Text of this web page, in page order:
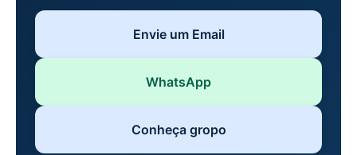
Envie um Email
WhatsApp
Conheça gropo